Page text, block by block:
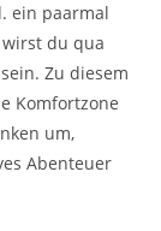
ein paarmal
du qua
Zu diesem
Komfortzone
um,
Abenteuer